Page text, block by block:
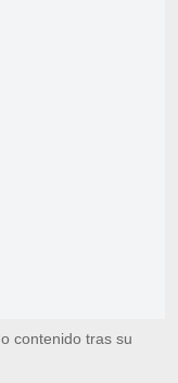
contenido tras su